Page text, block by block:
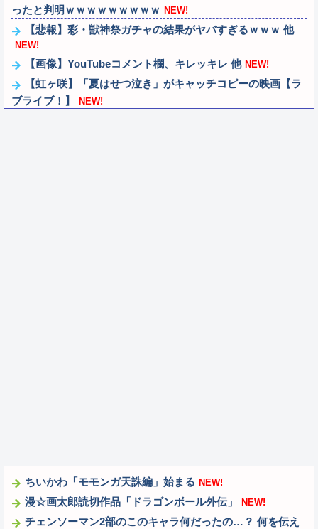
ったと判明ｗｗｗｗｗｗｗｗｗ NEW!
【悲報】彩・獣神祭ガチャの結果がヤバすぎるｗｗｗ 他
NEW!
【画像】YouTubeコメント欄、キレッキレ 他 NEW!
【虹ヶ咲】「夏はせつ泣き」がキャッチコピーの映画【ラ
ブライブ！】
NEW!
ちいかわ「モモンガ天誅編」始まる NEW!
漫☆画太郎読切作品「ドラゴンボール外伝」 NEW!
チェンソーマン2部のこのキャラ何だったの…？ 何を伝え